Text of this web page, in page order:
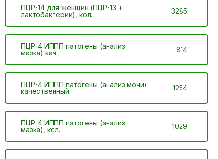
ПЦР-14 для женщин (ПЦР-13 +
лактобактерии), кол.
3285
ПЦР-4 ИППП патогены (анализ
мазка) кач.
814
ПЦР-4 ИППП патогены (анализ мочи)
качественный.
1254
ПЦР-4 ИППП патогены (анализ
мазка), кол.
1029